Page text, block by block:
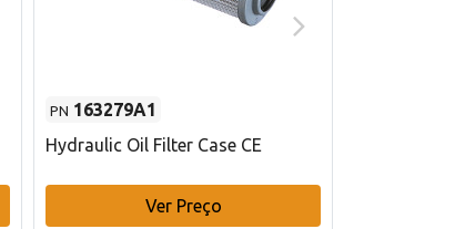
PN 163279A1
Hydraulic Oil Filter Case CE
Ver Preço